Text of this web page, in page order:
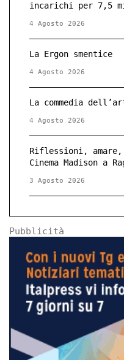
incarichi per 7,5
4 Agosto 2026
La Ergon smentice
4 Agosto 2026
La commedia
4 Agosto 2026
Riflessioni,
Cinema Madison a
3 Agosto 2026
Pubblicità